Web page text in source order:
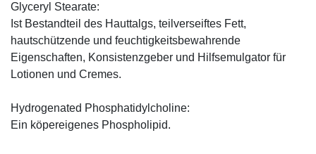
Glyceryl Stearate:
Ist Bestandteil des Hauttalgs, teilverseiftes Fett,
hautschützende und feuchtigkeitsbewahrende
Eigenschaften, Konsistenzgeber und Hilfsemulgator für
Lotionen und Cremes.
Hydrogenated Phosphatidylcholine:
Ein köpereigenes Phospholipid.